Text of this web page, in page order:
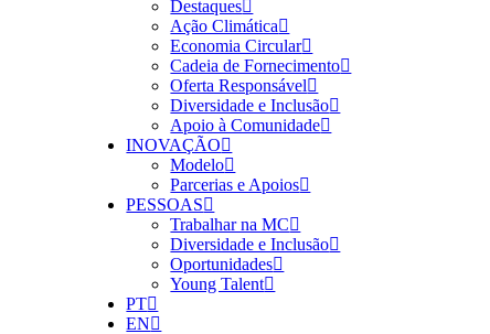
Destaques
Ação Climática
Economia Circular
Cadeia de Fornecimento
Oferta Responsável
Diversidade e Inclusão
Apoio à Comunidade
INOVAÇÃO
Modelo
Parcerias e Apoios
PESSOAS
Trabalhar na MC
Diversidade e Inclusão
Oportunidades
Young Talent
PT
EN